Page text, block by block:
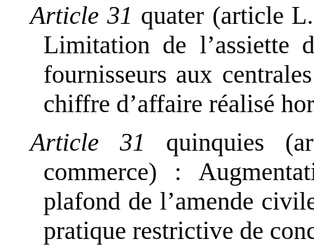
Article 31 quater (article
Limitation de l’assiette
fournisseurs aux
chiffre d’affaire réalisé
Article 31 quinquies
commerce) :
plafond de l’amende
pratique restrictive de